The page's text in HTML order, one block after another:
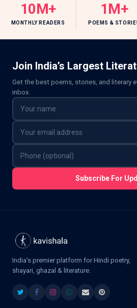
10M+
MONTHLY READERS
1M+
POEMS &
Join India’s Largest
Get the best poems, stories, and literary
inbox.
Subscribe For
India's premier platform for Hindi poetry,
shayari, ghazal & literature.